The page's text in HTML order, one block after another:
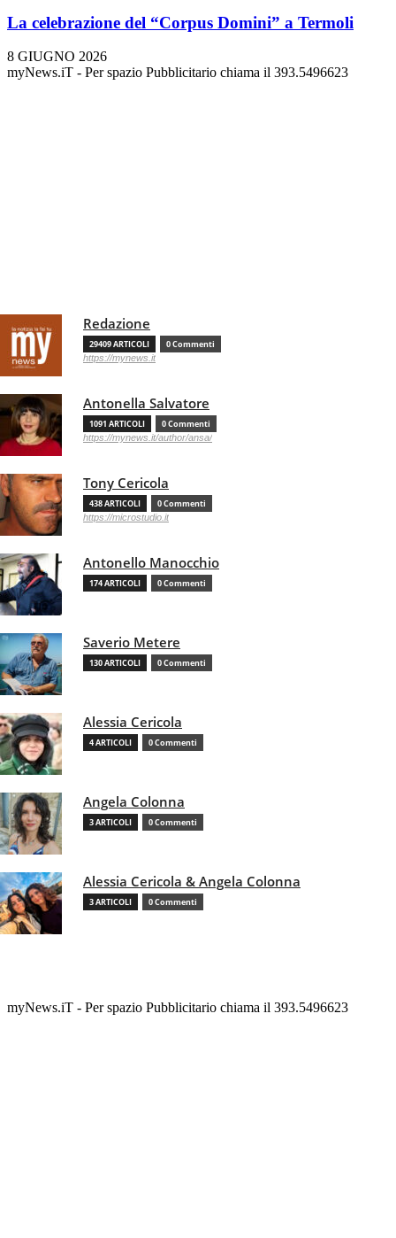
La celebrazione del “Corpus Domini” a Termoli
8 GIUGNO 2026
myNews.iT - Per spazio Pubblicitario chiama il 393.5496623
Redazione
29409 ARTICOLI 0 Commenti
https://mynews.it
Antonella Salvatore
1091 ARTICOLI 0 Commenti
https://mynews.it/author/ansa/
Tony Cericola
438 ARTICOLI 0 Commenti
https://microstudio.it
Antonello Manocchio
174 ARTICOLI 0 Commenti
Saverio Metere
130 ARTICOLI 0 Commenti
Alessia Cericola
4 ARTICOLI 0 Commenti
Angela Colonna
3 ARTICOLI 0 Commenti
Alessia Cericola & Angela Colonna
3 ARTICOLI 0 Commenti
myNews.iT - Per spazio Pubblicitario chiama il 393.5496623